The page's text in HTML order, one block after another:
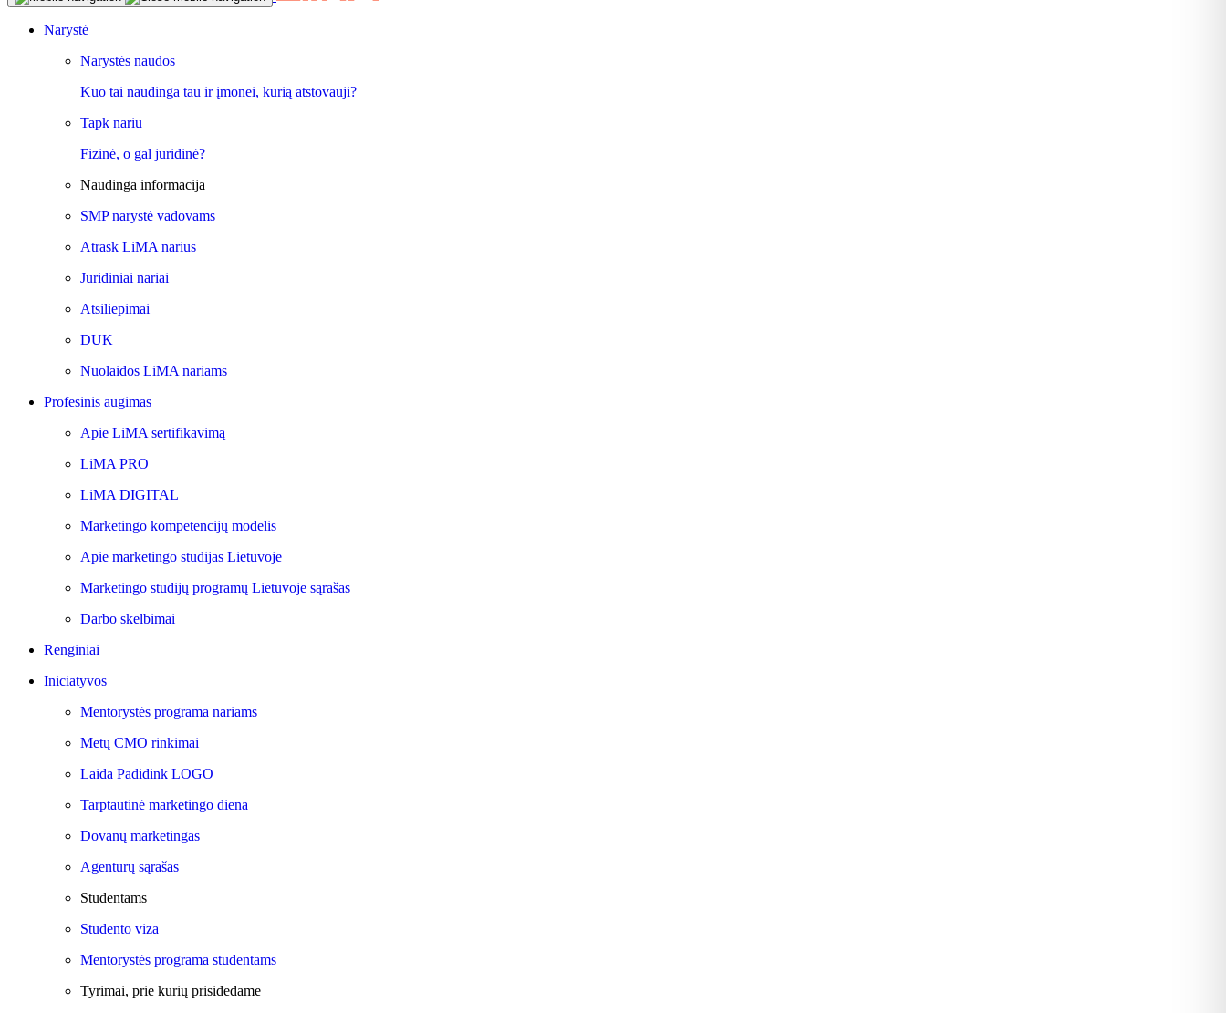
Narystė
Narystės naudos
Kuo tai naudinga tau ir įmonei, kurią atstovauji?
Tapk nariu
Fizinė, o gal juridinė?
Naudinga informacija
SMP narystė vadovams
Atrask LiMA narius
Juridiniai nariai
Atsiliepimai
DUK
Nuolaidos LiMA nariams
Profesinis augimas
Apie LiMA sertifikavimą
LiMA PRO
LiMA DIGITAL
Marketingo kompetencijų modelis
Apie marketingo studijas Lietuvoje
Marketingo studijų programų Lietuvoje sąrašas
Darbo skelbimai
Renginiai
Iniciatyvos
Mentorystės programa nariams
Metų CMO rinkimai
Laida Padidink LOGO
Tarptautinė marketingo diena
Dovanų marketingas
Agentūrų sąrašas
Studentams
Studento viza
Mentorystės programa studentams
Tyrimai, prie kurių prisidedame